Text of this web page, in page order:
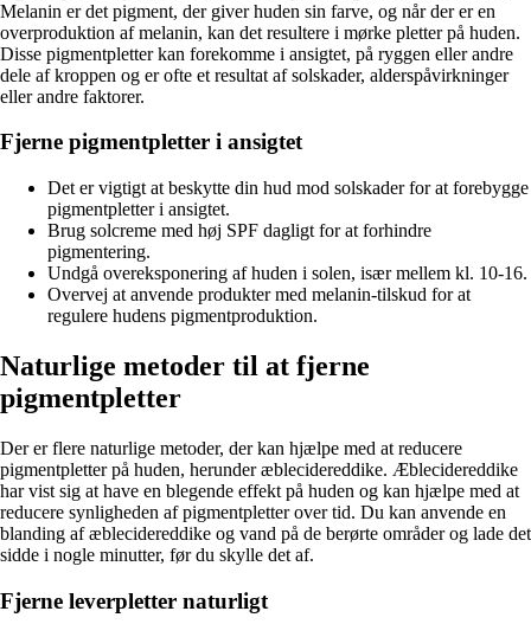
Melanin er det pigment, der giver huden sin farve, og når der er en
overproduktion af melanin, kan det resultere i mørke pletter på huden.
Disse pigmentpletter kan forekomme i ansigtet, på ryggen eller andre
dele af kroppen og er ofte et resultat af solskader, alderspåvirkninger
eller andre faktorer.
Fjerne pigmentpletter i ansigtet
Det er vigtigt at beskytte din hud mod solskader for at forebygge
pigmentpletter i ansigtet.
Brug solcreme med høj SPF dagligt for at forhindre
pigmentering.
Undgå overeksponering af huden i solen, især mellem kl. 10-16.
Overvej at anvende produkter med melanin-tilskud for at
regulere hudens pigmentproduktion.
Naturlige metoder til at fjerne
pigmentpletter
Der er flere naturlige metoder, der kan hjælpe med at reducere
pigmentpletter på huden, herunder æblecidereddike. Æblecidereddike
har vist sig at have en blegende effekt på huden og kan hjælpe med at
reducere synligheden af pigmentpletter over tid. Du kan anvende en
blanding af æblecidereddike og vand på de berørte områder og lade det
sidde i nogle minutter, før du skylle det af.
Fjerne leverpletter naturligt